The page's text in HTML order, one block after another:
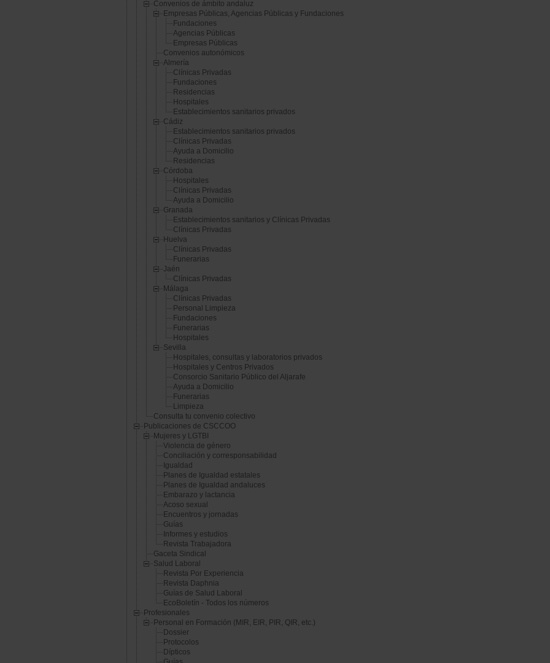
Convenios de ámbito andaluz
Empresas Públicas, Agencias Públicas y Fundaciones
Fundaciones
Agencias Públicas
Empresas Públicas
Convenios autonómicos
Almería
Clínicas Privadas
Fundaciones
Residencias
Hospitales
Establecimientos sanitarios privados
Cádiz
Establecimientos sanitarios privados
Clínicas Privadas
Ayuda a Domicilio
Residencias
Córdoba
Hospitales
Clínicas Privadas
Ayuda a Domicilio
Granada
Establecimientos sanitarios y Clínicas Privadas
Clínicas Privadas
Huelva
Clínicas Privadas
Funerarias
Jaén
Clínicas Privadas
Málaga
Clínicas Privadas
Personal Limpieza
Fundaciones
Funerarias
Hospitales
Sevilla
Hospitales, consultas y laboratorios privados
Hospitales y Centros Privados
Consorcio Sanitario Público del Aljarafe
Ayuda a Domicilio
Funerarias
Limpieza
Consulta tu convenio colectivo
Publicaciones de CSCCOO
Mujeres y LGTBI
Violencia de género
Conciliación y corresponsabilidad
Igualdad
Planes de Igualdad estatales
Planes de Igualdad andaluces
Embarazo y lactancia
Acoso sexual
Encuentros y jornadas
Guías
Informes y estudios
Revista Trabajadora
Gaceta Sindical
Salud Laboral
Revista Por Experiencia
Revista Daphnia
Guías de Salud Laboral
EcoBoletín - Todos los números
Profesionales
Personal en Formación (MIR, EIR, PIR, QIR, etc.)
Dossier
Protocolos
Dípticos